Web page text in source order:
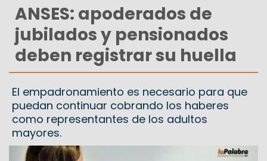
ANSES: apoderados de
jubilados y pensionados
deben registrar su huella
El empadronamiento es necesario para que
puedan continuar cobrando los haberes
como representantes de los adultos
mayores.